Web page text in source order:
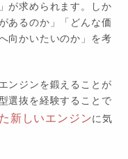
が求められます。しか
あるのか」「どんな価
向かいたいのか」を考
ンジンを鍛えることが
選抜を経験することで
新しいエンジンに気